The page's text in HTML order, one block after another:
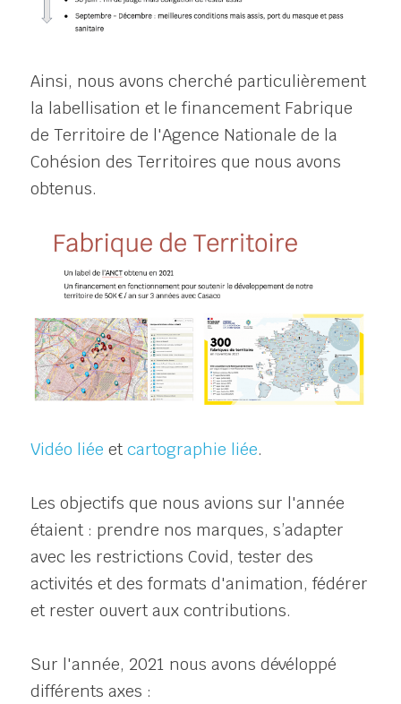
Ainsi, nous avons cherché particulièrement
la labellisation et le financement Fabrique
de Territoire de l'Agence Nationale de la
Cohésion des Territoires que nous avons
obtenus.
Vidéo liée et cartographie liée.
Les objectifs que nous avions sur l'année
étaient : prendre nos marques, s’adapter
avec les restrictions Covid, tester des
activités et des formats d'animation, fédérer
et rester ouvert aux contributions.
Sur l'année, 2021 nous avons dévéloppé
différents axes :